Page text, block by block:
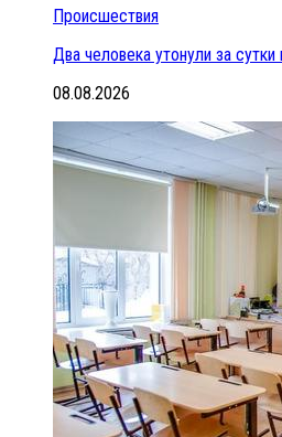
Происшествия
Два человека утонули за
08.08.2026